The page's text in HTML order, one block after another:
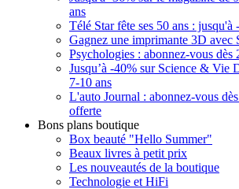
ans
Télé Star fête ses 50 ans : jusqu'à
Gagnez une imprimante 3D avec
Psychologies : abonnez-vous dès
Jusqu’à -40% sur Science & Vie
7-10 ans
L'auto Journal : abonnez-vous
offerte
Bons plans boutique
Box beauté "Hello Summer"
Beaux livres à petit prix
Les nouveautés de la boutique
Technologie et HiFi